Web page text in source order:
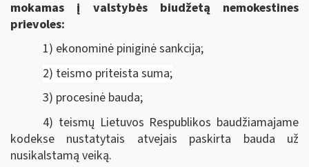
mokamas į valstybės biudžetą nemokestines
prievoles:
1) ekonominė piniginė sankcija;
2) teismo priteista suma;
3) procesinė bauda;
4) teismų Lietuvos Respublikos baudžiamajame
kodekse nustatytais atvejais paskirta bauda už
nusikalstamą veiką.